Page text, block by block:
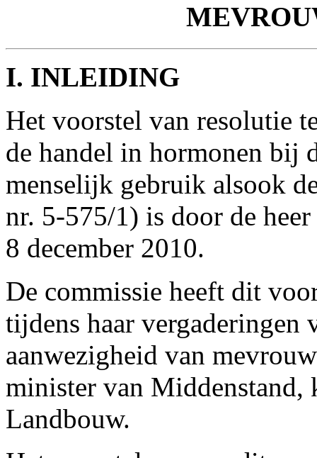
I. INLEIDING
Het voorstel van resolutie
de handel in hormonen bij
menselijk gebruik alsook
nr. 5-575/1) is door de
8 december 2010.
De commissie heeft dit
tijdens haar
aanwezigheid van
minister van Middenstand,
Landbouw.